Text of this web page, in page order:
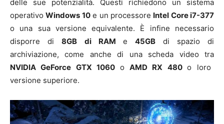
delle sue potenzialità. Questi richiedono un sistema
operativoWindows 10e un processore Intel Core i7-377
o una sua versione equivalente. È infine necessario
disporre di8GB di RAMe45GB di spazio di
archiviazione, come anche di una scheda video tra
NVIDIA GeForce GTX 1060 oAMD RX 480o loro
versione superiore.